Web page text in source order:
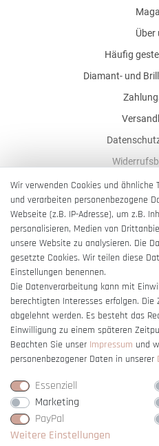
Über
Häufig
Diamant- und
Wir verwenden Cookies und ähnliche
und verarbeiten personenbezogene
Webseite (z.B. IP-Adresse), um z.B.
personalisieren, Medien von
unsere Website zu analysieren. Die
gesetzte Cookies. Wir teilen diese
Einstellungen benennen.
Die Datenverarbeitung kann mit
berechtigten Interesses erfolgen.
abgelehnt werden. Es besteht das
Einwilligung zu einem späteren
Beachten Sie unser Impressum und
personenbezogener Daten in unserer
Essenziell
Marketing
PayPal
Weitere Einstellungen